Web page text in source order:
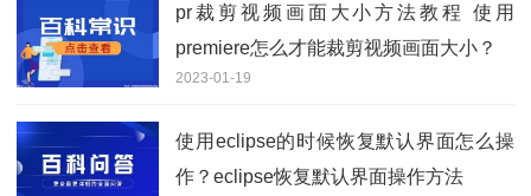
pr裁剪视频画面大小方法教程 使用
premiere怎么才能裁剪视频画面大小？
2023-01-19
使用eclipse的时候恢复默认界面怎么操
作？eclipse恢复默认界面操作方法